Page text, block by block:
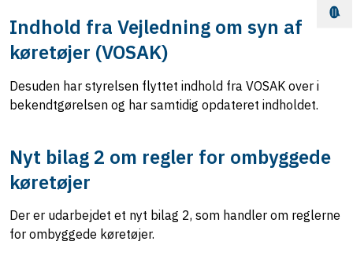
Indhold fra Vejledning om syn af
køretøjer (VOSAK)
Desuden har styrelsen flyttet indhold fra VOSAK over i
bekendtgørelsen og har samtidig opdateret indholdet.
Nyt bilag 2 om regler for ombyggede
køretøjer
Der er udarbejdet et nyt bilag 2, som handler om reglerne
for ombyggede køretøjer.